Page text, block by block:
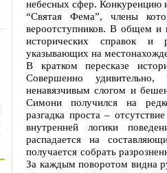
небесных сфер. Конкуренцию
“Святая Фема”, члены
вероотступников. В общем и
исторических справок и
указывающих на
В кратком пересказе
Совершенно
ненавязчивым слогом и
Симони получился на
разгадка проста –
внутренней логики
распадается на
получается собрать
За каждым поворотом видна